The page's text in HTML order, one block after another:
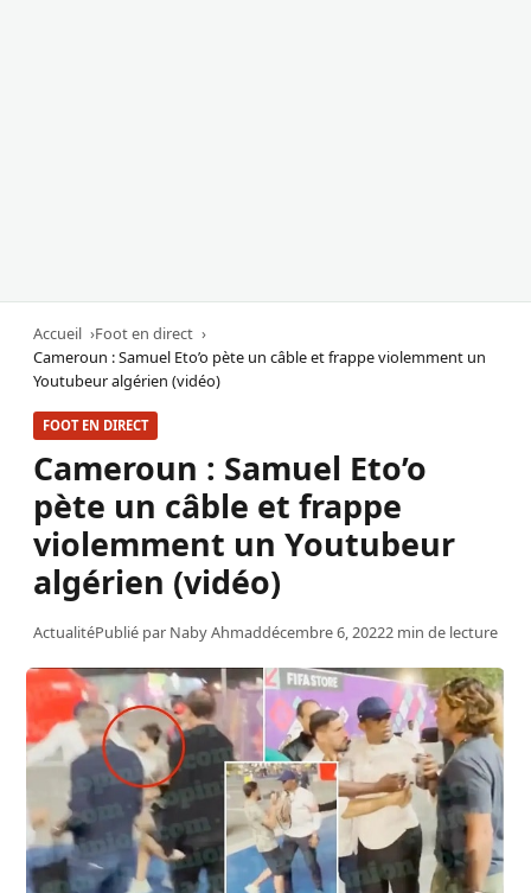
Accueil
Foot en direct
Cameroun : Samuel Eto’o pète un câble et frappe violemment un
Youtubeur algérien (vidéo)
FOOT EN DIRECT
Cameroun : Samuel Eto’o
pète un câble et frappe
violemment un Youtubeur
algérien (vidéo)
ActualitéPublié par Naby Ahmaddécembre 6, 20222 min de lecture